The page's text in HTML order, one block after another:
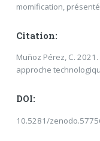
momification,
Citation:
Muñoz Pérez, C.
approche
DOI:
10.5281/